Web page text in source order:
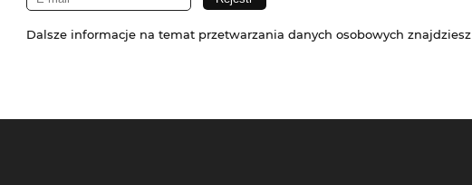
Dalsze informacje na temat przetwarzania danych osobowych znajdziesz